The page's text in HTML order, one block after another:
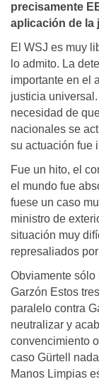
precisamente
aplicación de la
El WSJ es muy
lo admito. La
importante en el
justicia
necesidad de
nacionales se
su actuación fue
Fue un hito, el
el mundo fue
fuese un caso
ministro de
situación muy
represaliados
Obviamente sólo
Garzón Estos
paralelo contra
neutralizar y
convencimiento
caso Gürtell
Manos Limpias